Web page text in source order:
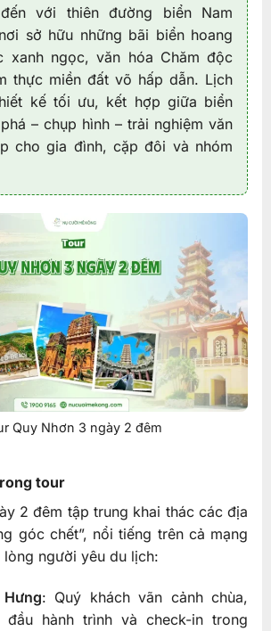
với thiên đường biển Nam
sở hữu những bãi biển hoang
xanh ngọc, văn hóa Chăm độc
thực miền đất võ hấp dẫn. Lịch
kế tối ưu, kết hợp giữa biển
– chụp hình – trải nghiệm văn
cho gia đình, cặp đôi và nhóm
Quy Nhơn 3 ngày 2 đêm
tour
2 đêm tập trung khai thác các địa
góc chết”, nổi tiếng trên cả mạng
người yêu du lịch:
: Quý khách vãn cảnh chùa,
đầu hành trình và check-in trong